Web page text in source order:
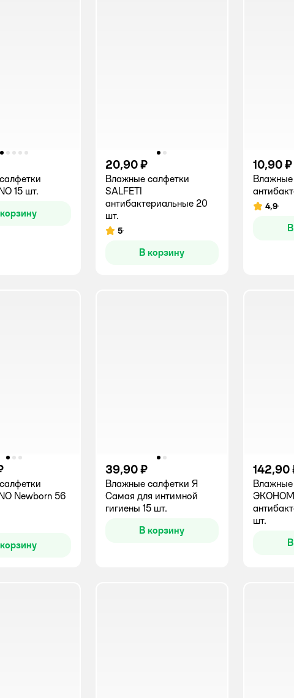
15 шт.
20,90 ₽
Влажные салфетки
SALFETI
антибактериальные 20
шт.
Рейтинг:
5
В корзину
10,90 ₽
Влажные
Рейтинг:
4,9
Newborn 56
39,90 ₽
Влажные салфетки Я
Самая для интимной
гигиены 15 шт.
В корзину
142,90
Влажные
ЭКОНОМ
шт.